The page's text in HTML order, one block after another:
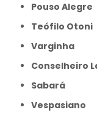
Pouso Alegre
Teófilo Otoni
Varginha
Conselheiro
Sabará
Vespasiano